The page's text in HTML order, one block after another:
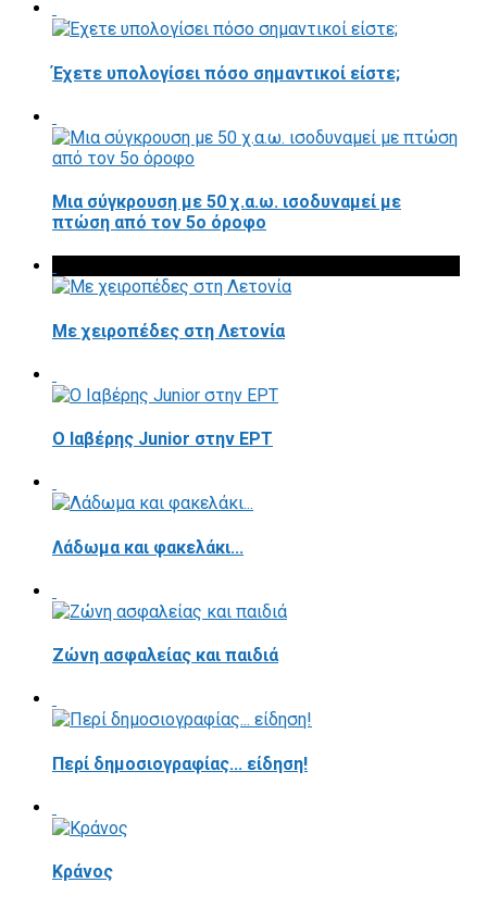
Έχετε υπολογίσει πόσο σημαντικοί είστε;
Μια σύγκρουση με 50 χ.α.ω. ισοδυναμεί με
πτώση από τον 5ο όροφο
Με χειροπέδες στη Λετονία
Ο Ιαβέρης Junior στην ΕΡΤ
Λάδωμα και φακελάκι...
Ζώνη ασφαλείας και παιδιά
Περί δημοσιογραφίας... είδηση!
Κράνος